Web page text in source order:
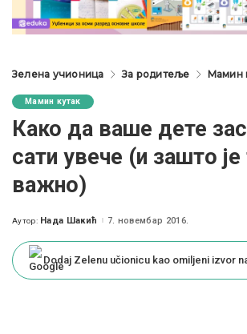
Зелена учионица За родитеље Мамин
Мамин кутак
Како да ваше дете
сати увече (и зашто је
важно)
Posted
Аутор: Нада Шакић 7. новембар 2016.
Dodaj Zelenu učionicu kao omiljeni izvor